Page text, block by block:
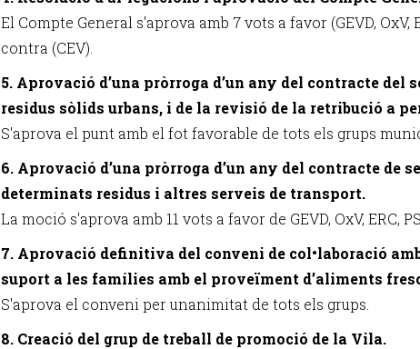
El Compte General s'aprova amb 7 vots a favor (GEVD, OxV,
contra (CEV).
5. Aprovació d’una pròrroga d’un any del contracte
residus sòlids urbans, i de la revisió de la retribució a
S'aprova el punt amb el fot favorable de tots els grups
6. Aprovació d’una pròrroga d’un any del contracte de
determinats residus i altres serveis de transport.
La moció s'aprova amb 11 vots a favor de GEVD, OxV, ERC,
7. Aprovació definitiva del conveni de col•laboració
suport a les famílies amb el proveïment d’aliments
S'aprova el conveni per unanimitat de tots els grups.
8. Creació del grup de treball de promoció de la Vila.